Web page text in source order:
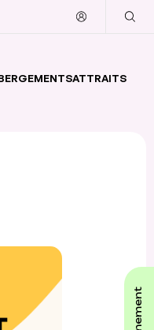
ATTRAITS